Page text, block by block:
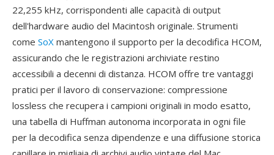
22,255 kHz, corrispondenti alle capacità di output
dell'hardware audio del Macintosh originale. Strumenti
come SoX mantengono il supporto per la decodifica HCOM,
assicurando che le registrazioni archiviate restino
accessibili a decenni di distanza. HCOM offre tre vantaggi
pratici per il lavoro di conservazione: compressione
lossless che recupera i campioni originali in modo esatto,
una tabella di Huffman autonoma incorporata in ogni file
per la decodifica senza dipendenze e una diffusione storica